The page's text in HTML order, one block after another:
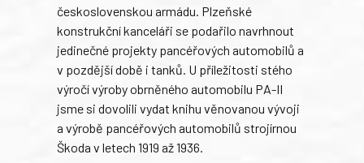
československou armádu. Plzeňské
konstrukční kanceláři se podařilo navrhnout
jedinečné projekty pancéřových automobilů a
v pozdější době i tanků. U příležitosti stého
výročí výroby obrněného automobilu PA-II
jsme si dovolili vydat knihu věnovanou vývoji
a výrobě pancéřových automobilů strojírnou
Škoda v letech 1919 až 1936.